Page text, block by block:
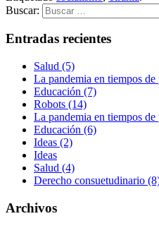
Buscar:
Entradas recientes
Salud (5)
La pandemia en tiempos
Educación (7)
Robots (14)
La pandemia en tiempos
Educación (6)
Ideas (2)
Ideas
Salud (4)
Derecho consuetudinario
Archivos